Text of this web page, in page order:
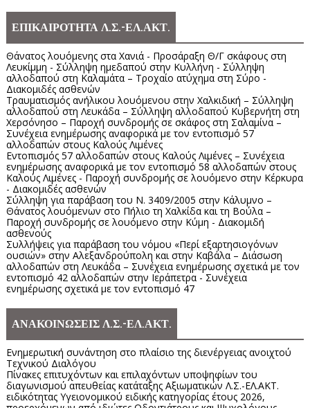
ΕΠΙΚΑΙΡΟΤΗΤΑ Λ.Σ.-ΕΛ.ΑΚΤ.
Θάνατος λουόμενης στα Χανιά - Προσάραξη Θ/Γ σκάφους στη
Λευκίμμη - Σύλληψη ημεδαπού στην Κυλλήνη - Σύλληψη
αλλοδαπού στη Καλαμάτα – Τροχαίο ατύχημα στη Σύρο -
Διακομιδές ασθενών
Τραυματισμός ανήλικου λουόμενου στην Χαλκιδική – Σύλληψη
αλλοδαπού στη Λευκάδα – Σύλληψη αλλοδαπού Κυβερνήτη στη
Χερσόνησο – Παροχή συνδρομής σε σκάφος στη Σαλαμίνα –
Συνέχεια ενημέρωσης αναφορικά με τον εντοπισμό 57
αλλοδαπών στους Καλούς Λιμένες
Εντοπισμός 57 αλλοδαπών στους Καλούς Λιμένες – Συνέχεια
ενημέρωσης αναφορικά με τον εντοπισμό 58 αλλοδαπών στους
Καλούς Λιμένες - Παροχή συνδρομής σε λουόμενο στην Κέρκυρα
- Διακομιδές ασθενών
Σύλληψη για παράβαση του Ν. 3409/2005 στην Κάλυμνο –
Θάνατος λουόμενων στο Πήλιο τη Χαλκίδα και τη Βούλα –
Παροχή συνδρομής σε λουόμενο στην Κύμη - Διακομιδή
ασθενούς
Συλλήψεις για παράβαση του νόμου «Περί εξαρτησιογόνων
ουσιών» στην Αλεξανδρούπολη και στην Καβάλα – Διάσωση
αλλοδαπών στη Λευκάδα – Συνέχεια ενημέρωσης σχετικά με τον
εντοπισμό 42 αλλοδαπών στην Ιεράπετρα - Συνέχεια
ενημέρωσης σχετικά με τον εντοπισμό 47
ΑΝΑΚΟΙΝΩΣΕΙΣ Λ.Σ.-ΕΛ.ΑΚΤ.
Ενημερωτική συνάντηση στο πλαίσιο της διενέργειας ανοιχτού
Τεχνικού Διαλόγου
Πίνακες επιτυχόντων και επιλαχόντων υποψηφίων του
διαγωνισμού απευθείας κατάταξης Αξιωματικών Λ.Σ.-ΕΛ.ΑΚΤ.
ειδικότητας Υγειονομικού ειδικής κατηγορίας έτους 2026,